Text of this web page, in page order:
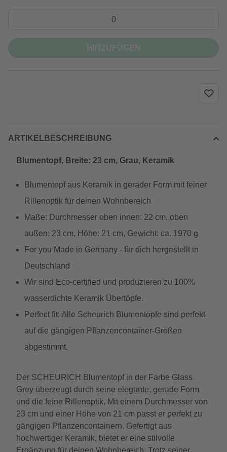
ARTIKELBESCHREIBUNG
Blumentopf, Breite: 23 cm, Grau, Keramik
Blumentopf aus Keramik in gerader Form mit feiner
Rillenoptik für deinen Wohnbereich
Maße: Durchmesser oben innen: 22 cm, oben
außen: 23 cm, Höhe: 21 cm, Gewicht: ca. 1970 g
For you Made in Germany - für dich hergestellt in
Deutschland
Wir sind Eco-certified und produzieren zu 100%
wasserdichte Keramik Übertöpfe.
Perfect fit: Alle Scheurich Blumentöpfe sind perfekt
auf die gängigen Pflanzencontainer-Größen
abgestimmt.
Der SCHEURICH Blumentopf in der Farbe Glass
Grey überzeugt durch seine elegante, gerade Form
und die feine Rillenoptik. Mit einem Durchmesser von
23 cm und einer Höhe von 21 cm passt er perfekt zu
gängigen Pflanzencontainern. Gefertigt aus
hochwertiger Keramik, bietet er eine stilvolle
Ergänzung für deinen Wohnbereich. Trotz seiner